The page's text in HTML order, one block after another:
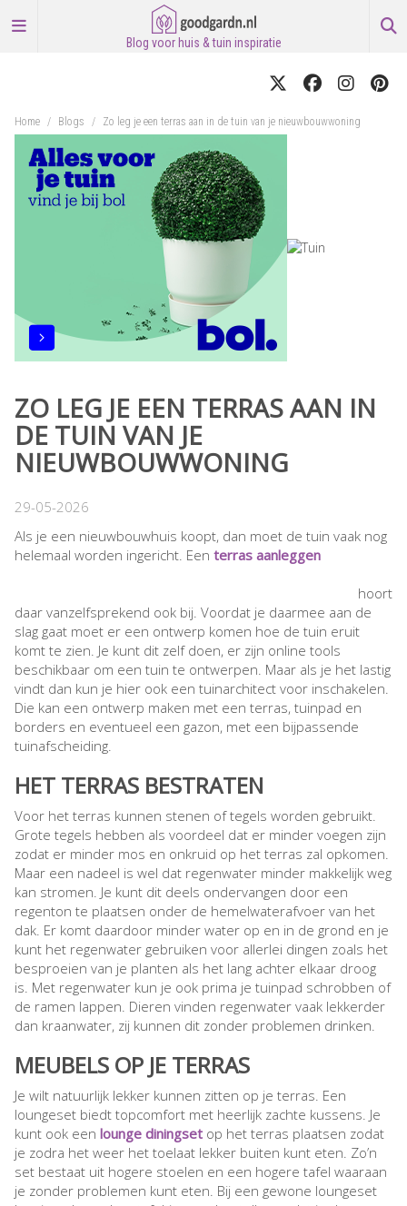
Blog voor huis & tuin inspiratie
Home / Blogs / Zo leg je een terras aan in de tuin van je nieuwbouwwoning
ZO LEG JE EEN TERRAS AAN IN
DE TUIN VAN JE
NIEUWBOUWWONING
29-05-2026
Als je een nieuwbouwhuis koopt, dan moet de tuin vaak nog
helemaal worden ingericht. Een terras aanleggen
hoort
daar vanzelfsprekend ook bij. Voordat je daarmee aan de
slag gaat moet er een ontwerp komen hoe de tuin eruit
komt te zien. Je kunt dit zelf doen, er zijn online tools
beschikbaar om een tuin te ontwerpen. Maar als je het lastig
vindt dan kun je hier ook een tuinarchitect voor inschakelen.
Die kan een ontwerp maken met een terras, tuinpad en
borders en eventueel een gazon, met een bijpassende
tuinafscheiding.
HET TERRAS BESTRATEN
Voor het terras kunnen stenen of tegels worden gebruikt.
Grote tegels hebben als voordeel dat er minder voegen zijn
zodat er minder mos en onkruid op het terras zal opkomen.
Maar een nadeel is wel dat regenwater minder makkelijk weg
kan stromen. Je kunt dit deels ondervangen door een
regenton te plaatsen onder de hemelwaterafvoer van het
dak. Er komt daardoor minder water op en in de grond en je
kunt het regenwater gebruiken voor allerlei dingen zoals het
besproeien van je planten als het lang achter elkaar droog
is. Met regenwater kun je ook prima je tuinpad schrobben of
de ramen lappen. Dieren vinden regenwater vaak lekkerder
dan kraanwater, zij kunnen dit zonder problemen drinken.
MEUBELS OP JE TERRAS
Je wilt natuurlijk lekker kunnen zitten op je terras. Een
loungeset biedt topcomfort met heerlijk zachte kussens. Je
kunt ook een lounge diningset op het terras plaatsen zodat
je zodra het weer het toelaat lekker buiten kunt eten. Zo’n
set bestaat uit hogere stoelen en een hogere tafel waaraan
je zonder problemen kunt eten. Bij een gewone loungeset